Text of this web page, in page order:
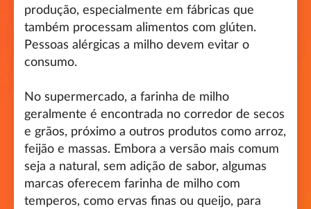
produção, especialmente em fábricas que
também processam alimentos com glúten.
Pessoas alérgicas a milho devem evitar o
consumo.
No supermercado, a farinha de milho
geralmente é encontrada no corredor de secos
e grãos, próximo a outros produtos como arroz,
feijão e massas. Embora a versão mais comum
seja a natural, sem adição de sabor, algumas
marcas oferecem farinha de milho com
temperos, como ervas finas ou queijo, para